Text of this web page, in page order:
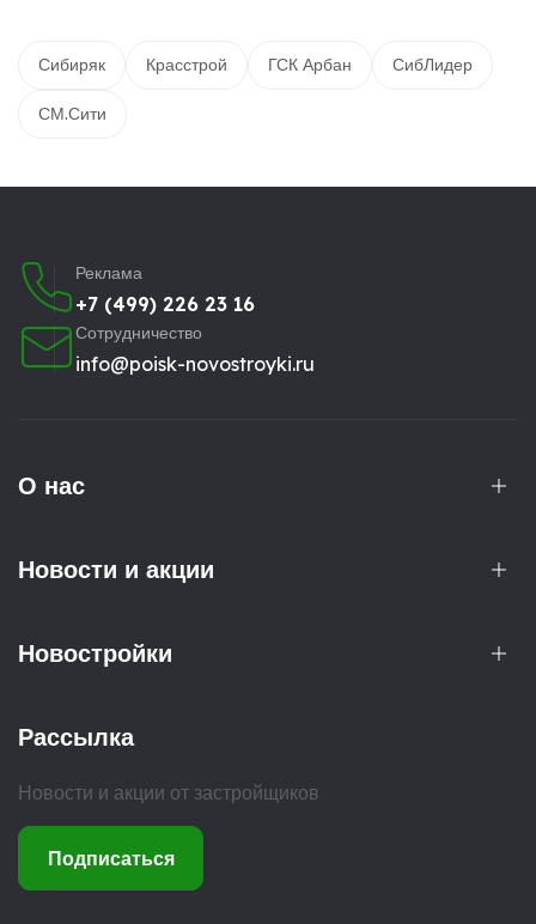
Сибиряк Красстрой ГСК Арбан СибЛидер
СМ.Сити
Реклама
+7 (499) 226 23 16
Сотрудничество
info@poisk-novostroyki.ru
О нас
Новости и акции
Новостройки
Рассылка
Новости и акции от застройщиков
Подписаться